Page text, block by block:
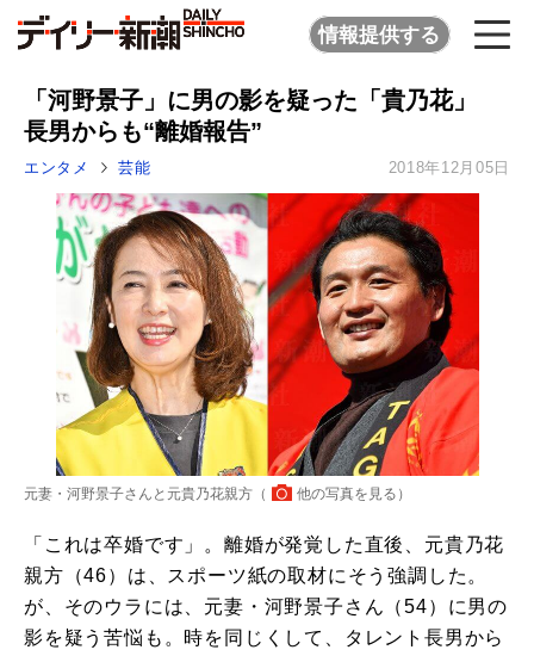
情報提供する
「河野景子」に男の影を疑った「貴乃花」
長男からも“離婚報告”
エンタメ 芸能 2018年12月05日
元妻・河野景子さんと元貴乃花親方（ 他の写真を見る ）
「これは卒婚です」。離婚が発覚した直後、元貴乃花
親方（46）は、スポーツ紙の取材にそう強調した。
が、そのウラには、元妻・河野景子さん（54）に男の
影を疑う苦悩も。時を同じくして、タレント長男から